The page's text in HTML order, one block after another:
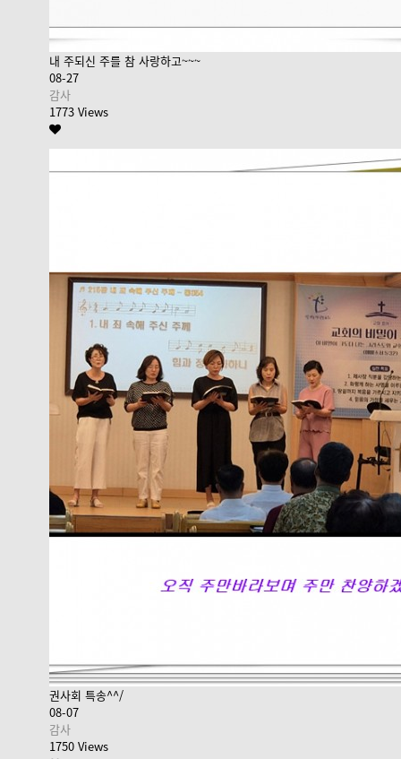
내 주되신 주를 참 사랑하고~~~
08-27
감사
1773 Views
권사회 특송^^/
08-07
감사
1750 Views